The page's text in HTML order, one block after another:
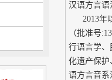
汉语方言语
2013年
（批准号
行语言学、
化遗产保护
语方言音系